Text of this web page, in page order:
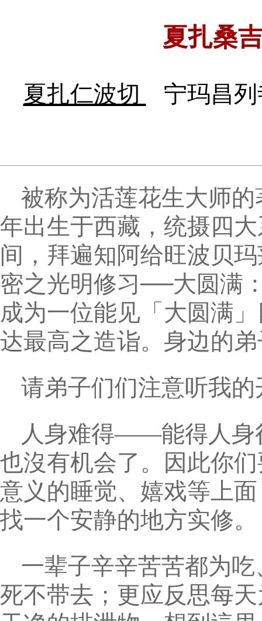
夏扎桑
夏扎仁波切 宁玛昌
被称为活莲花生大师
年出生于西藏，统摄四
间，拜遍知阿给旺波贝
密之光明修习──大圆满
成为一位能见「大圆满
达最高之造诣。身边的
请弟子们们注意听我
人身难得——能得人身
也沒有机会了。因此你
意义的睡觉、嬉戏等上
找一个安静的地方实修。
一辈子辛辛苦苦都为
死不带去；更应反思每